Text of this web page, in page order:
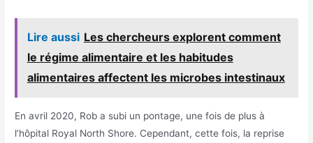
Lire aussi Les chercheurs explorent comment
le régime alimentaire et les habitudes
alimentaires affectent les microbes intestinaux
En avril 2020, Rob a subi un pontage, une fois de plus à
l’hôpital Royal North Shore. Cependant, cette fois, la reprise